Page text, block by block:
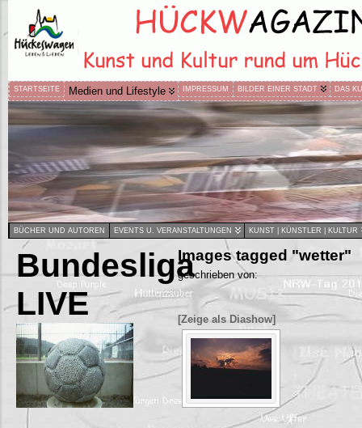
STARTSEITE Medien und Lifestyle IMPRESSUM BILDER EINER STADT DAS
BÜCHER UND AUTOREN EVENTS U. VERANSTALTUNGEN KUNST | KÜNSTLER | KULTUR
Bundesliga
LIVE
Images tagged "wetter"
geschrieben von:
[Zeige als Diashow]